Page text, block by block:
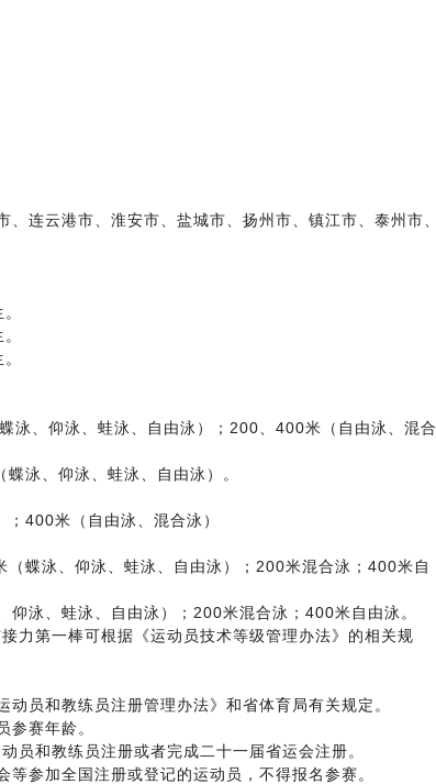
连云港市、淮安市、盐城市、扬州市、镇江市、泰州市、
泳、仰泳、蛙泳、自由泳）；200、400米（自由泳、混合
泳、仰泳、蛙泳、自由泳）。
400米（自由泳、混合泳）
蝶泳、仰泳、蛙泳、自由泳）；200米混合泳；400米自
泳、蛙泳、自由泳）；200米混合泳；400米自由泳。
力第一棒可根据《运动员技术等级管理办法》的相关规
动员和教练员注册管理办法》和省体育局有关规定。
参赛年龄。
员和教练员注册或者完成二十一届省运会注册。
等参加全国注册或登记的运动员，不得报名参赛。